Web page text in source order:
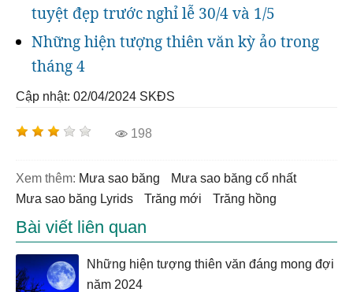
tuyệt đẹp trước nghỉ lễ 30/4 và 1/5
Những hiện tượng thiên văn kỳ ảo trong
tháng 4
Cập nhật: 02/04/2024 SKĐS
198
Xem thêm: mưa sao băng
mưa sao băng cổ nhất
Mưa sao băng Lyrids
trăng mới trăng hồng
Bài viết liên quan
Những hiện tượng thiên văn đáng mong đợi
năm 2024